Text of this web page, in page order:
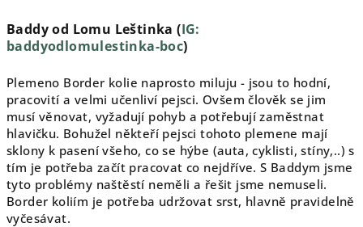
Baddy od Lomu Leštinka (IG:
baddyodlomulestinka-boc)
Plemeno Border kolie naprosto miluju - jsou to hodní,
pracovití a velmi učenliví pejsci. Ovšem člověk se jim
musí věnovat, vyžadují pohyb a potřebují zaměstnat
hlavičku. Bohužel někteří pejsci tohoto plemene mají
sklony k pasení všeho, co se hýbe (auta, cyklisti, stíny,..) s
tím je potřeba začít pracovat co nejdříve. S Baddym jsme
tyto problémy naštěstí neměli a řešit jsme nemuseli.
Border koliím je potřeba udržovat srst, hlavně pravidelně
vyčesávat.